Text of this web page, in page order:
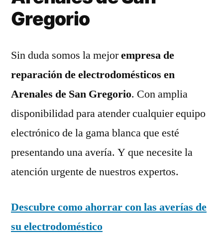
Gregorio
Sin duda somos la mejorempresa de
reparación de electrodomésticos en
Arenales de San Gregorio. Con amplia
disponibilidad para atender cualquier equipo
electrónico de la gama blanca que esté
presentando una avería. Y que necesite la
atención urgente de nuestros expertos.
Descubre como ahorrar con las averías de
su electrodoméstico